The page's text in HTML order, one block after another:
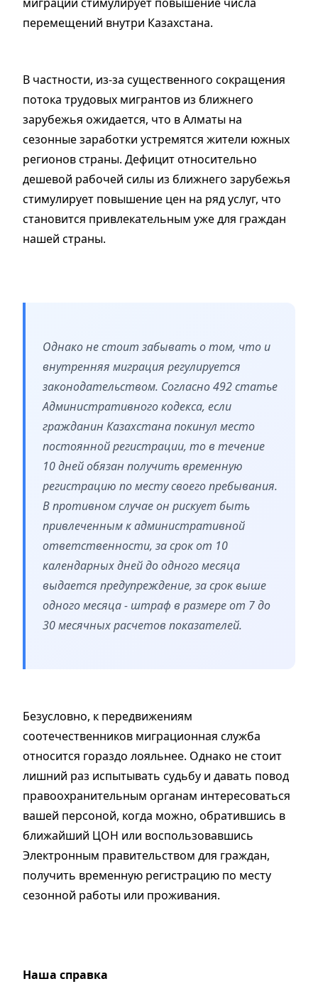
перемещений внутри Казахстана.
В частности, из-за существенного сокращения
потока трудовых мигрантов из ближнего
зарубежья ожидается, что в Алматы на
сезонные заработки устремятся жители южных
регионов страны. Дефицит относительно
дешевой рабочей силы из ближнего зарубежья
стимулирует повышение цен на ряд услуг, что
становится привлекательным уже для граждан
нашей страны.
Однако не стоит забывать о том, что и
внутренняя миграция регулируется
законодательством. Согласно 492 статье
Административного кодекса, если
гражданин Казахстана покинул место
постоянной регистрации, то в течение
10 дней обязан получить временную
регистрацию по месту своего пребывания.
В противном случае он рискует быть
привлеченным к административной
ответственности, за срок от 10
календарных дней до одного месяца
выдается предупреждение, за срок выше
одного месяца - штраф в размере от 7 до
30 месячных расчетов показателей.
Безусловно, к передвижениям
соотечественников миграционная служба
относится гораздо лояльнее. Однако не стоит
лишний раз испытывать судьбу и давать повод
правоохранительным органам интересоваться
вашей персоной, когда можно, обратившись в
ближайший ЦОН или воспользовавшись
Электронным правительством для граждан,
получить временную регистрацию по месту
сезонной работы или проживания.
Наша справка